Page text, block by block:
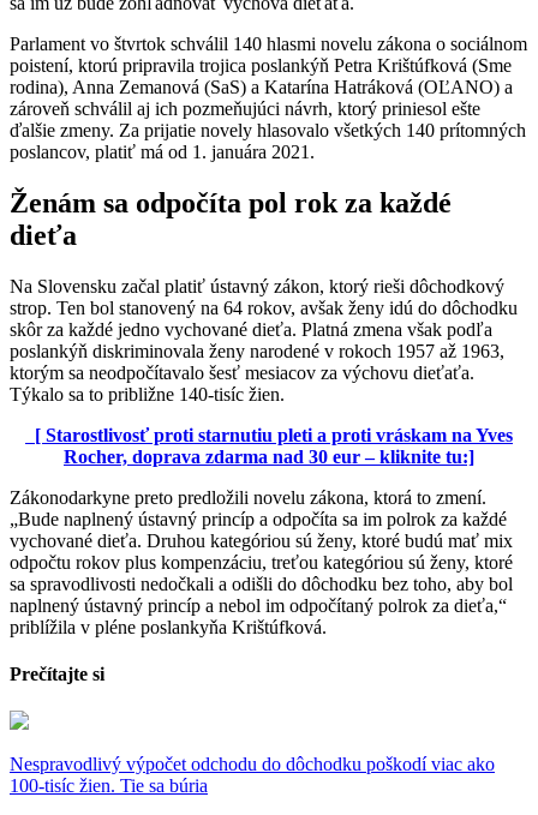
Parlament vo štvrtok schválil 140 hlasmi novelu zákona o sociálnom
poistení, ktorú pripravila trojica poslankýň Petra Krištúfková (Sme
rodina), Anna Zemanová (SaS) a Katarína Hatráková (OĽANO) a
zároveň schválil aj ich pozmeňujúci návrh, ktorý priniesol ešte
ďalšie zmeny. Za prijatie novely hlasovalo všetkých 140 prítomných
poslancov, platiť má od 1. januára 2021.
Ženám sa odpočíta pol rok za každé
dieťa
Na Slovensku začal platiť ústavný zákon, ktorý rieši dôchodkový
strop. Ten bol stanovený na 64 rokov, avšak ženy idú do dôchodku
skôr za každé jedno vychované dieťa. Platná zmena však podľa
poslankýň diskriminovala ženy narodené v rokoch 1957 až 1963,
ktorým sa neodpočítavalo šesť mesiacov za výchovu dieťaťa.
Týkalo sa to približne 140-tisíc žien.
[ Starostlivosť proti starnutiu pleti a proti vráskam na Yves
Rocher, doprava zdarma nad 30 eur – kliknite tu:]
Zákonodarkyne preto predložili novelu zákona, ktorá to zmení.
„Bude naplnený ústavný princíp a odpočíta sa im polrok za každé
vychované dieťa. Druhou kategóriou sú ženy, ktoré budú mať mix
odpočtu rokov plus kompenzáciu, treťou kategóriou sú ženy, ktoré
sa spravodlivosti nedočkali a odišli do dôchodku bez toho, aby bol
naplnený ústavný princíp a nebol im odpočítaný polrok za dieťa,“
priblížila v pléne poslankyňa Krištúfková.
Prečítajte si
Nespravodlivý výpočet odchodu do dôchodku poškodí viac ako
100-tisíc žien. Tie sa búria